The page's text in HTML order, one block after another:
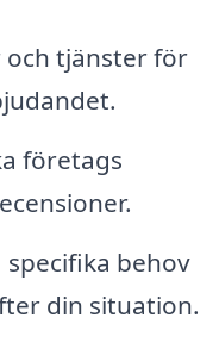
och tjänster för
företags
behov
din situation.